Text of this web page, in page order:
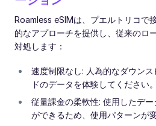
Roamless eSIMは、プエルトリコで
的なアプローチを提供し、従来のロ
対処します：
速度制限なし: 人為的なダウン
ドのデータを体験してください。
従量課金の柔軟性: 使用したデ
ができるため、使用パターンが